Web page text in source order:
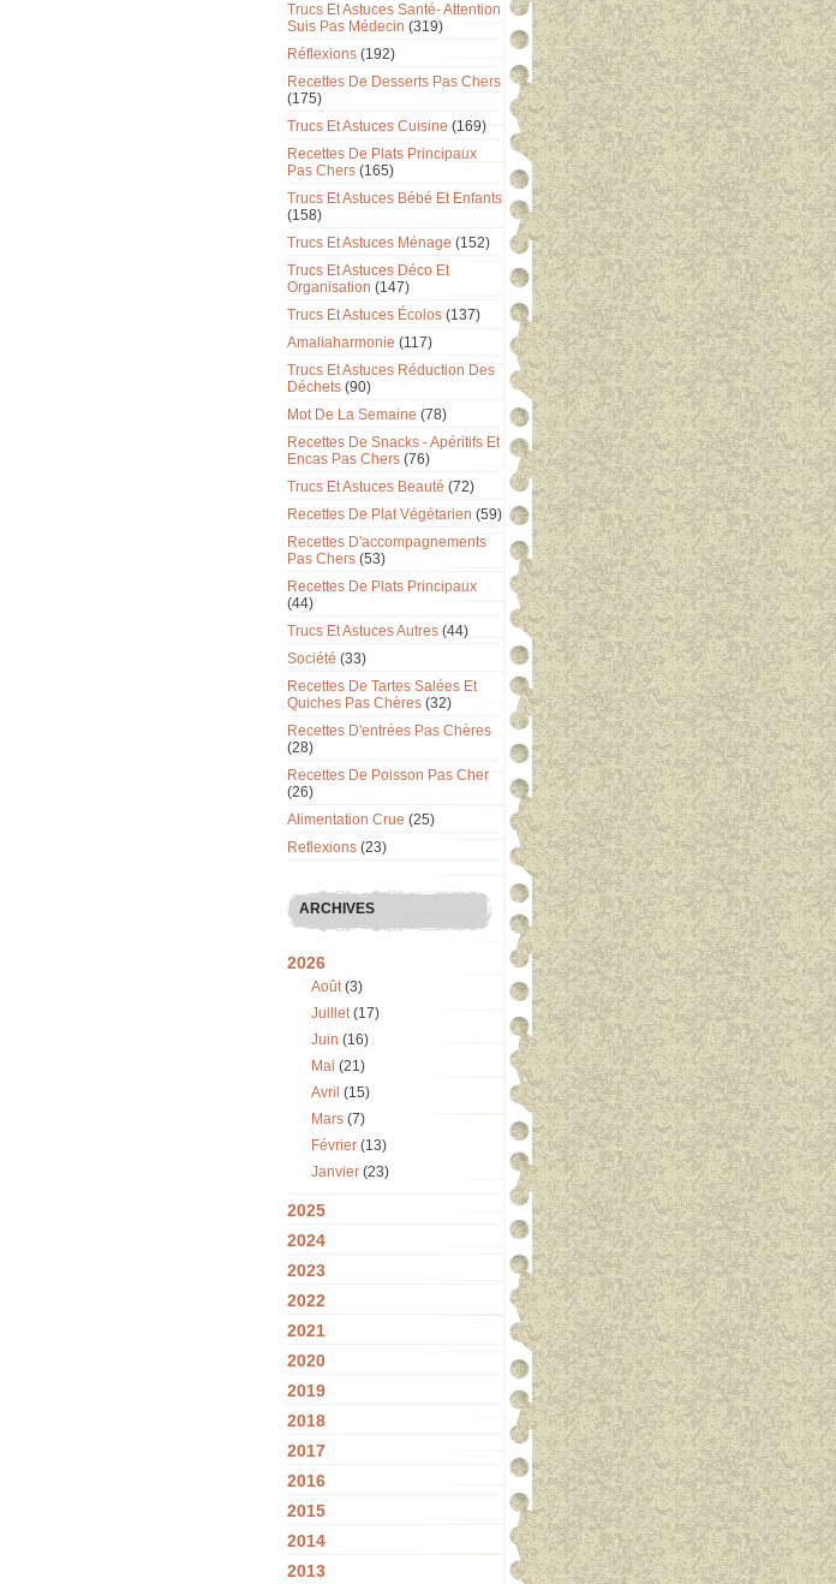
Trucs Et Astuces Santé- Attention
Suis Pas Médecin (319)
Réflexions (192)
Recettes De Desserts Pas Chers
(175)
Trucs Et Astuces Cuisine (169)
Recettes De Plats Principaux
Pas Chers (165)
Trucs Et Astuces Bébé Et Enfants
(158)
Trucs Et Astuces Ménage (152)
Trucs Et Astuces Déco Et
Organisation (147)
Trucs Et Astuces Écolos (137)
Amaliaharmonie (117)
Trucs Et Astuces Réduction Des
Déchets (90)
Mot De La Semaine (78)
Recettes De Snacks - Apéritifs Et
Encas Pas Chers (76)
Trucs Et Astuces Beauté (72)
Recettes De Plat Végétarien (59)
Recettes D'accompagnements
Pas Chers (53)
Recettes De Plats Principaux
(44)
Trucs Et Astuces Autres (44)
Société (33)
Recettes De Tartes Salées Et
Quiches Pas Chères (32)
Recettes D'entrées Pas Chères
(28)
Recettes De Poisson Pas Cher
(26)
Alimentation Crue (25)
Reflexions (23)
ARCHIVES
2026
Août(3)
Juillet(17)
Juin (16)
Mai (21)
Avril (15)
Mars (7)
Février (13)
Janvier (23)
2025
2024
2023
2022
2021
2020
2019
2018
2017
2016
2015
2014
2013